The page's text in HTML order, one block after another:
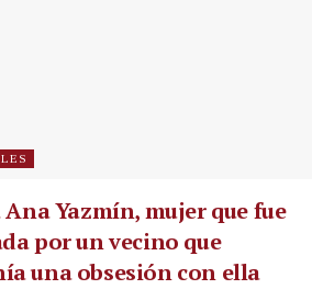
Yazmín, mujer que fue
por un vecino que
una obsesión con ella